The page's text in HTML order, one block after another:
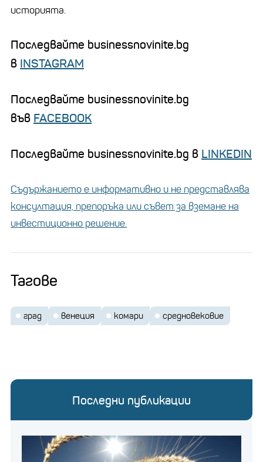
историята.
Последвайте businessnovinite.bg
в INSTAGRAM
Последвайте businessnovinite.bg
във FACEBOOK
Последвайте businessnovinite.bg в LINKEDIN
Съдържанието е информативно и не представлява
консултация, препоръка или съвет за вземане на
инвестиционно решение.
Тагове
град венеция комари средновековие
Последни публикации